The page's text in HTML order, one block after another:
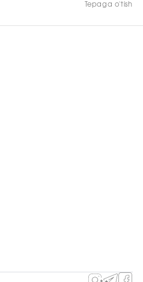
Tepaga o'tish